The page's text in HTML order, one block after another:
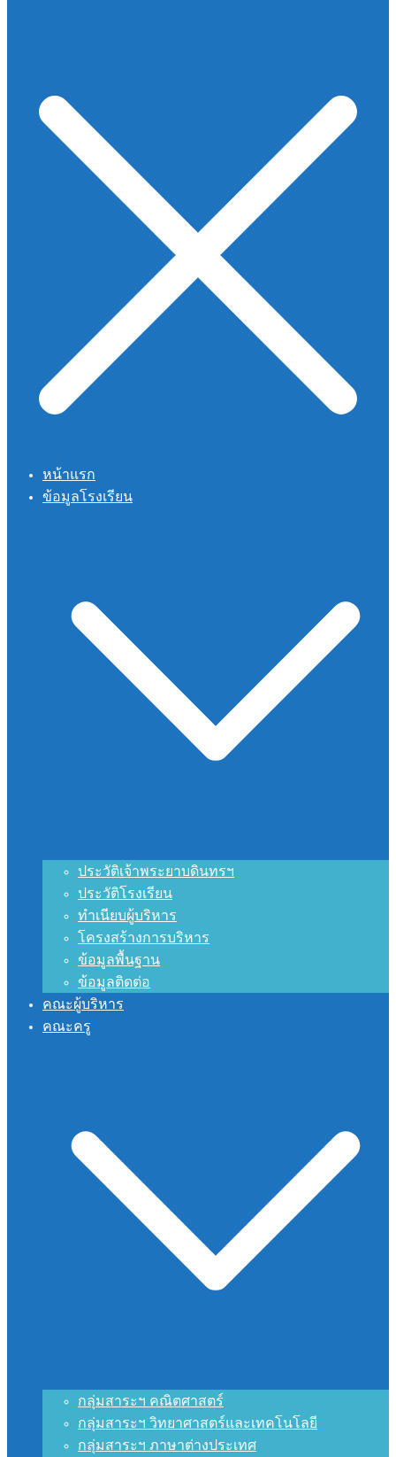
หน้าแรก
ข้อมูลโรงเรียน
ประวัติเจ้าพระยาบดินทรฯ
ประวัติโรงเรียน
ทำเนียบผู้บริหาร
โครงสร้างการบริหาร
ข้อมูลพื้นฐาน
ข้อมูลติดต่อ
คณะผู้บริหาร
คณะครู
กลุ่มสาระฯ คณิตศาสตร์
กลุ่มสาระฯ วิทยาศาสตร์และเทคโนโลยี
กลุ่มสาระฯ ภาษาต่างประเทศ